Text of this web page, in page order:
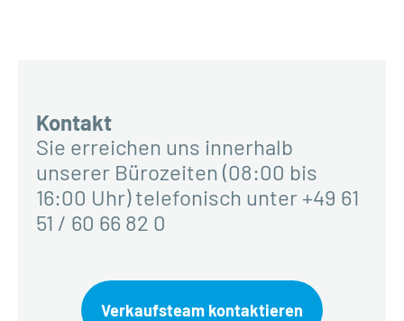
Kontakt
Sie erreichen uns innerhalb
unserer Bürozeiten (08:00 bis
16:00 Uhr) telefonisch unter +49 61
51 / 60 66 82 0
Verkaufsteam kontaktieren